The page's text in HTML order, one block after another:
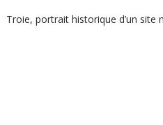
Troie, portrait historique d’un site